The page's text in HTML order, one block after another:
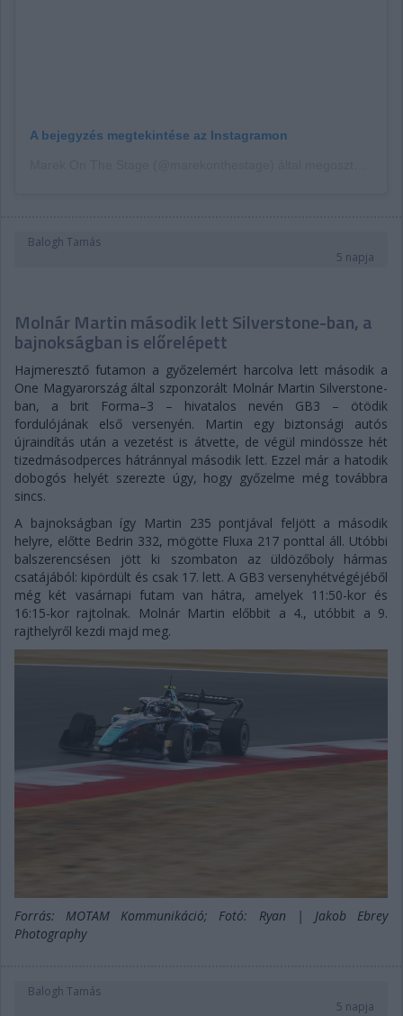
A bejegyzés megtekintése az Instagramon
Balogh Tamás
5 napja
Molnár Martin második lett Silverstone-ban, a
bajnokságban is előrelépett
Hajmeresztő futamon a győzelemért harcolva lett második a
One Magyarország által szponzorált Molnár Martin Silverstone-
ban, a brit Forma–3 – hivatalos nevén GB3 – ötödik
fordulójának első versenyén. Martin egy biztonsági autós
újraindítás után a vezetést is átvette, de végül mindössze hét
tizedmásodperces hátránnyal második lett. Ezzel már a hatodik
dobogós helyét szerezte úgy, hogy győzelme még továbbra
sincs.
A bajnokságban így Martin 235 pontjával feljött a második
helyre, előtte Bedrin 332, mögötte Fluxa 217 ponttal áll. Utóbbi
balszerencsésen jött ki szombaton az üldözőboly hármas
csatájából: kipördült és csak 17. lett. A GB3 versenyhétvégéjéből
még két vasárnapi futam van hátra, amelyek 11:50-kor és
16:15-kor rajtolnak. Molnár Martin előbbit a 4., utóbbit a 9.
rajthelyről kezdi majd meg.
Forrás: MOTAM Kommunikáció; Fotó: Ryan | Jakob Ebrey
Photography
Balogh Tamás
5 napja